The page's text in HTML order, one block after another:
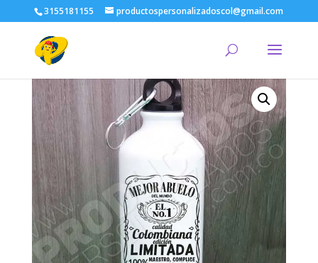
3155181155 productospersonalizadoscol@gmail.com